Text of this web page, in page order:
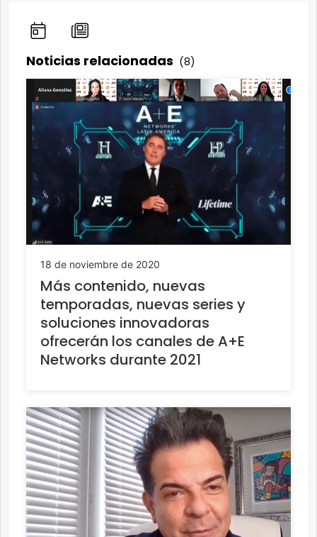
Noticias relacionadas (8)
18 de noviembre de 2020
Más contenido, nuevas
temporadas, nuevas series y
soluciones innovadoras
ofrecerán los canales de A+E
Networks durante 2021